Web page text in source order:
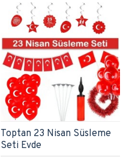
Toptan 23 Nisan Süsleme
Seti Evde